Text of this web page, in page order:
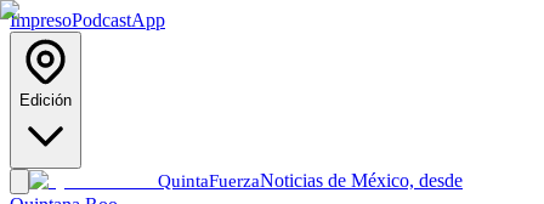
ImpresoPodcastApp
Edición
QuintaFuerzaNoticias de México, desde